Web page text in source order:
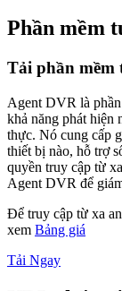
Phần mềm
Tải phần mềm
Agent DVR là
khả năng phát hiện
thực. Nó cung cấp
thiết bị nào, hỗ trợ
quyền truy cập từ
Agent DVR để
Để truy cập từ xa
xem Bảng giá
Tải Ngay